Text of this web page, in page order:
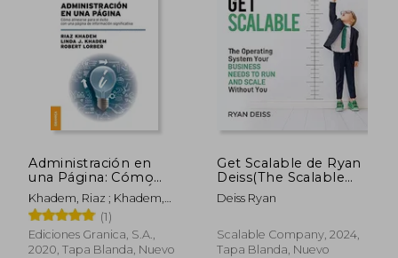
dcto. $ 23.72 $
Administración en
una Página: Cómo
Alinearse Para el Éxito
con una Página de
Información
Significativa
Khadem, Riaz ; Khadem,
Linda ; Lorber, Robert
(1)
Ediciones Granica, S.A.,
2020, Tapa Blanda, Nuevo
Get Scalable de Ryan
Deiss(The Scalable
Company) (en Inglés)
Deiss Ryan
Scalable Company, 2024,
Tapa Blanda, Nuevo